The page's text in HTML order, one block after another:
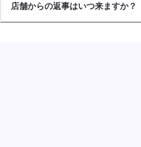
店舗からの返事はいつ来ますか？